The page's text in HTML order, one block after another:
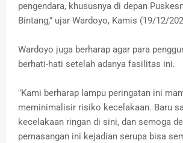
pengendara, khususnya di depan
Bintang,” ujar Wardoyo, Kamis (19/12/
Wardoyo juga berharap agar para
berhati-hati setelah adanya fasilitas ini.
"Kami berharap lampu peringatan ini
meminimalisir risiko kecelakaan. Baru
kecelakaan ringan di sini, dan semoga
pemasangan ini kejadian serupa bisa